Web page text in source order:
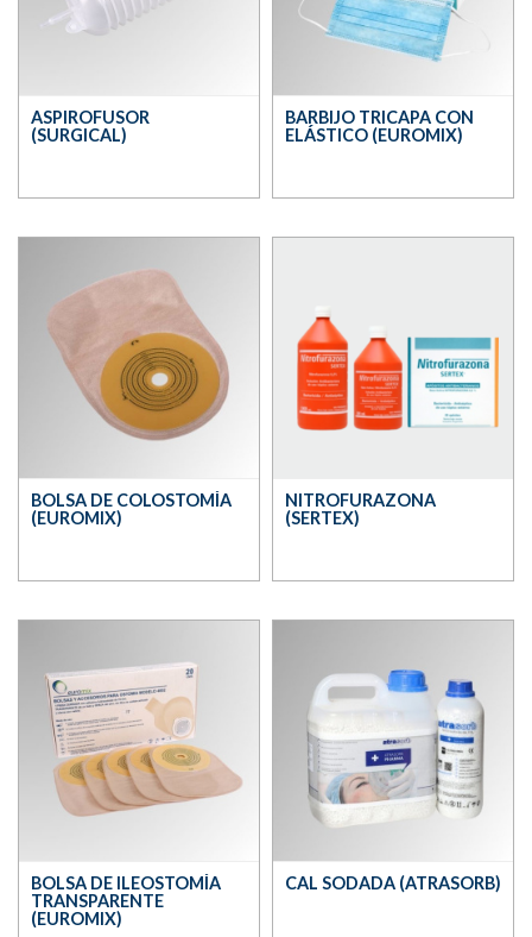
ASPIROFUSOR
(SURGICAL)
BARBIJO TRICAPA CON
ELÁSTICO (EUROMIX)
BOLSA DE COLOSTOMÍA
(EUROMIX)
NITROFURAZONA
(SERTEX)
BOLSA DE ILEOSTOMÍA
TRANSPARENTE
(EUROMIX)
CAL SODADA (ATRASORB)